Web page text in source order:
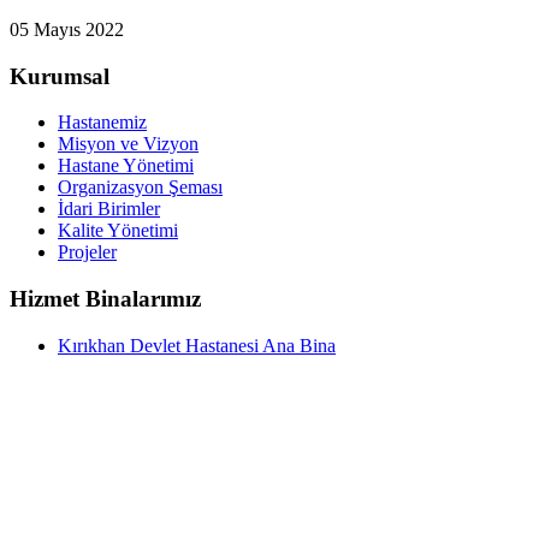
05 Mayıs 2022
Kurumsal
Hastanemiz
Misyon ve Vizyon
Hastane Yönetimi
Organizasyon Şeması
İdari Birimler
Kalite Yönetimi
Projeler
Hizmet Binalarımız
Kırıkhan Devlet Hastanesi Ana Bina